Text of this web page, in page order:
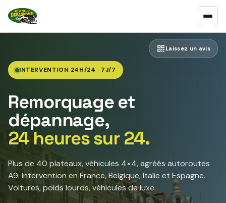
Laissez un avis
INTERVENTION 24H/24 · 7J/7
Remorquage et
dépannage,
24 heures sur 24.
Plus de 40 plateaux, véhicules 4×4, agréés autoroutes
A9. Intervention en France, Belgique, Italie et Espagne.
Voitures, poids lourds, véhicules de luxe.